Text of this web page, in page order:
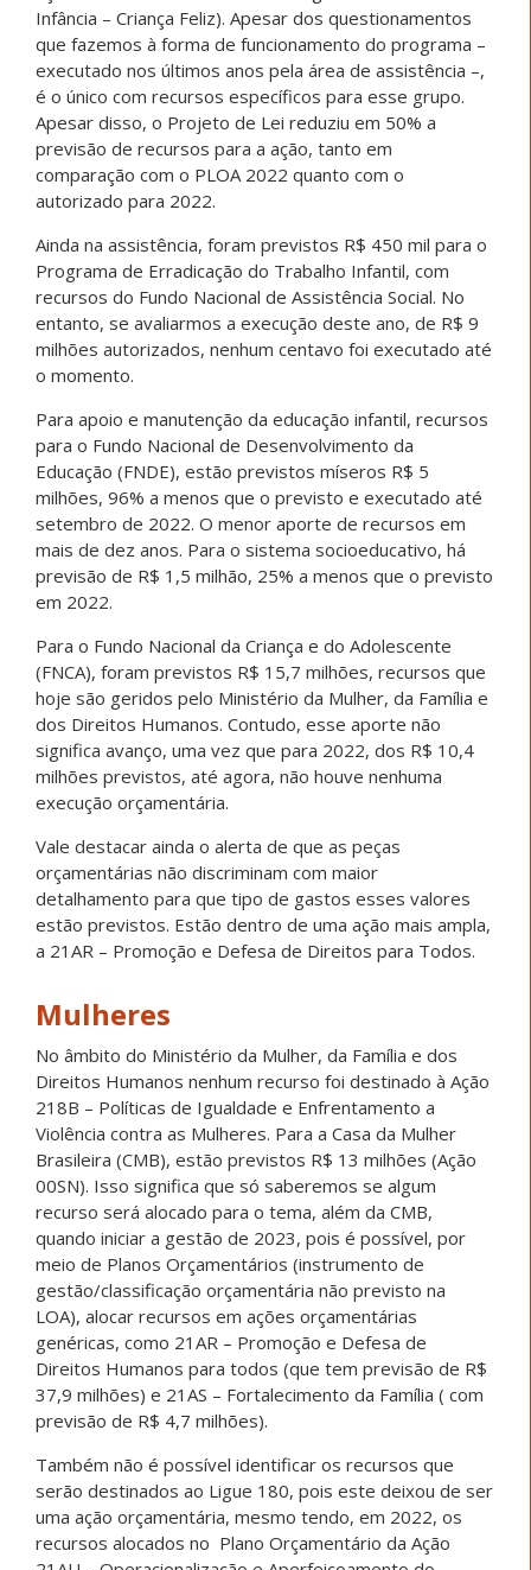
Infância – Criança Feliz). Apesar dos questionamentos
que fazemos à forma de funcionamento do programa –
executado nos últimos anos pela área de assistência –,
é o único com recursos específicos para esse grupo.
Apesar disso, o Projeto de Lei reduziu em 50% a
previsão de recursos para a ação, tanto em
comparação com o PLOA 2022 quanto com o
autorizado para 2022.
Ainda na assistência, foram previstos R$ 450 mil para o
Programa de Erradicação do Trabalho Infantil, com
recursos do Fundo Nacional de Assistência Social. No
entanto, se avaliarmos a execução deste ano, de R$ 9
milhões autorizados, nenhum centavo foi executado até
o momento.
Para apoio e manutenção da educação infantil, recursos
para o Fundo Nacional de Desenvolvimento da
Educação (FNDE), estão previstos míseros R$ 5
milhões, 96% a menos que o previsto e executado até
setembro de 2022. O menor aporte de recursos em
mais de dez anos. Para o sistema socioeducativo, há
previsão de R$ 1,5 milhão, 25% a menos que o previsto
em 2022.
Para o Fundo Nacional da Criança e do Adolescente
(FNCA), foram previstos R$ 15,7 milhões, recursos que
hoje são geridos pelo Ministério da Mulher, da Família e
dos Direitos Humanos. Contudo, esse aporte não
significa avanço, uma vez que para 2022, dos R$ 10,4
milhões previstos, até agora, não houve nenhuma
execução orçamentária.
Vale destacar ainda o alerta de que as peças
orçamentárias não discriminam com maior
detalhamento para que tipo de gastos esses valores
estão previstos. Estão dentro de uma ação mais ampla,
a 21AR – Promoção e Defesa de Direitos para Todos.
Mulheres
No âmbito do Ministério da Mulher, da Família e dos
Direitos Humanos nenhum recurso foi destinado à Ação
218B – Políticas de Igualdade e Enfrentamento a
Violência contra as Mulheres. Para a Casa da Mulher
Brasileira (CMB), estão previstos R$ 13 milhões (Ação
00SN). Isso significa que só saberemos se algum
recurso será alocado para o tema, além da CMB,
quando iniciar a gestão de 2023, pois é possível, por
meio de Planos Orçamentários (instrumento de
gestão/classificação orçamentária não previsto na
LOA), alocar recursos em ações orçamentárias
genéricas, como 21AR – Promoção e Defesa de
Direitos Humanos para todos (que tem previsão de R$
37,9 milhões) e 21AS – Fortalecimento da Família ( com
previsão de R$ 4,7 milhões).
Também não é possível identificar os recursos que
serão destinados ao Ligue 180, pois este deixou de ser
uma ação orçamentária, mesmo tendo, em 2022, os
recursos alocados no Plano Orçamentário da Ação